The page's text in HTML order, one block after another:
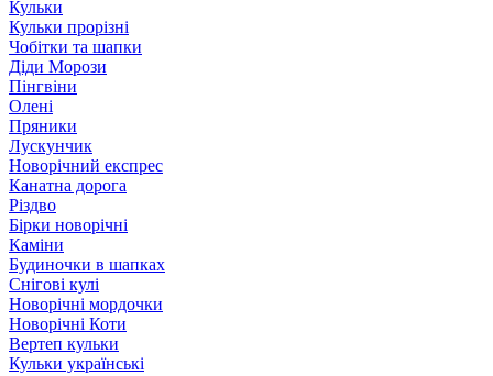
Кульки
Кульки прорізні
Чобітки та шапки
Діди Морози
Пінгвіни
Олені
Пряники
Лускунчик
Новорічний експрес
Канатна дорога
Різдво
Бірки новорічні
Каміни
Будиночки в шапках
Снігові кулі
Новорічні мордочки
Новорічні Коти
Вертеп кульки
Кульки українські